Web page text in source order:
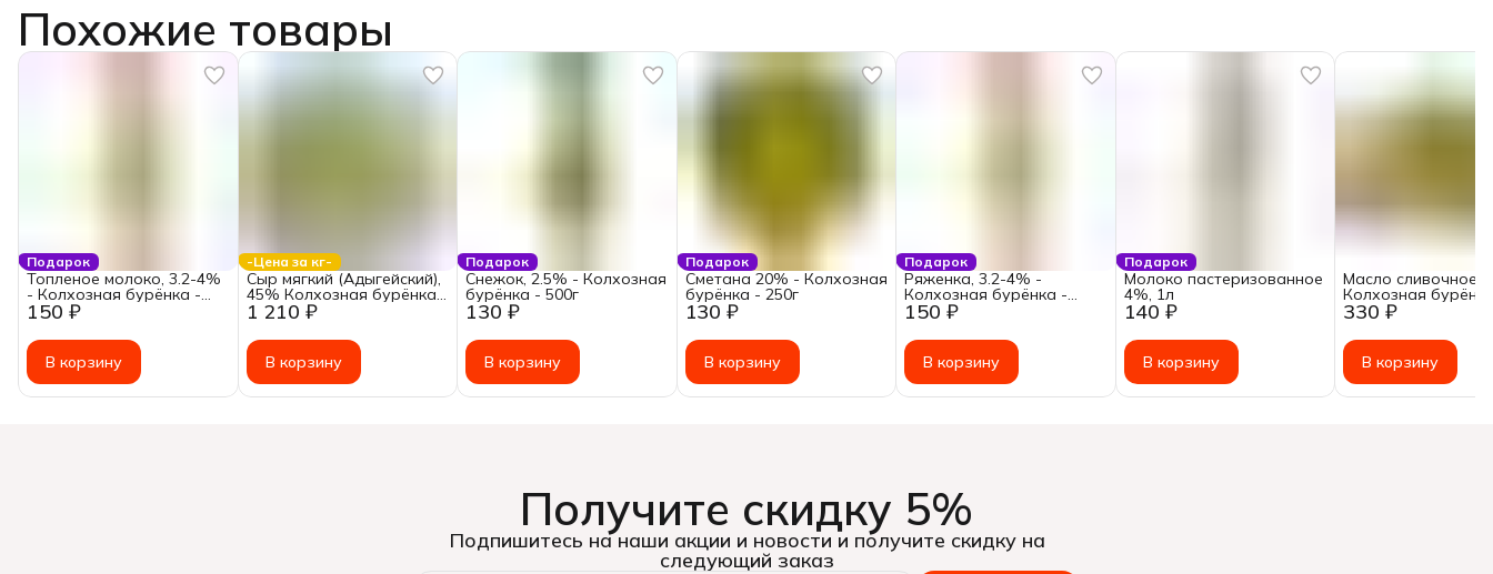
Похожие товары
Подарок
150 ₽
Топленое молоко, 3.2-4%
- Колхозная бурёнка -
1000г
В корзину
-Цена за кг-
1 210 ₽
Сыр мягкий (Адыгейский),
45% Колхозная бурёнка
~ 300-500г ~Цена за: 1кг
В корзину
Подарок
130 ₽
Снежок, 2.5% - Колхозная
бурёнка - 500г
В корзину
Подарок
130 ₽
Сметана 20% - Колхозная
бурёнка - 250г
В корзину
Подарок
150 ₽
Ряженка, 3.2-4% -
Колхозная бурёнка -
1000г
В корзину
Подарок
140 ₽
Молоко пастеризованное
4%, 1л
В корзину
330 ₽
Масло сливочное
Колхозная
В корзину
Получите скидку 5%
Подпишитесь на наши акции и новости и получите скидку на
следующий заказ